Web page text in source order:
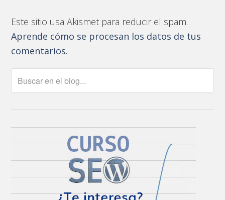
Este sitio usa Akismet para reducir el spam.
Aprende cómo se procesan los datos de tus
comentarios.